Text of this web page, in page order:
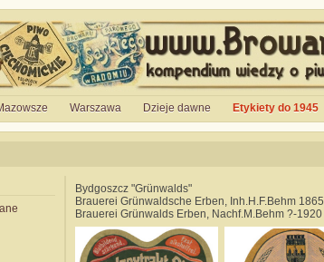
Warszawa Dzieje dawne Etykiety do 1945
Bydgoszcz "Grünwalds"
Brauerei Grünwaldsche Erben, Inh.H.F.Behm 1865
Brauerei Grünwalds Erben, Nachf.M.Behm ?-1920